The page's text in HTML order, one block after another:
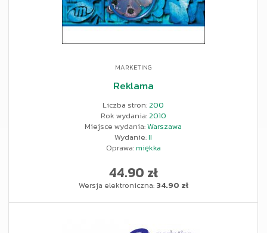
MARKETING
Reklama
Liczba stron:200
Rok wydania:2010
Miejsce wydania:Warszawa
Wydanie:II
Oprawa:miękka
44.90 zł
Wersja elektroniczna: 34.90 zł